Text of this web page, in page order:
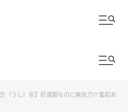
（うし）年】好運期なのに無気力!? 奮起あ